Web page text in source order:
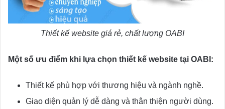
Thiết kế website giá rẻ, chất lượng OABI
Một số ưu điểm khi lựa chọn thiết kế website tại OABI:
Thiết kế phù hợp với thương hiệu và ngành nghề.
Giao diện quản lý dễ dàng và thân thiện người dùng.